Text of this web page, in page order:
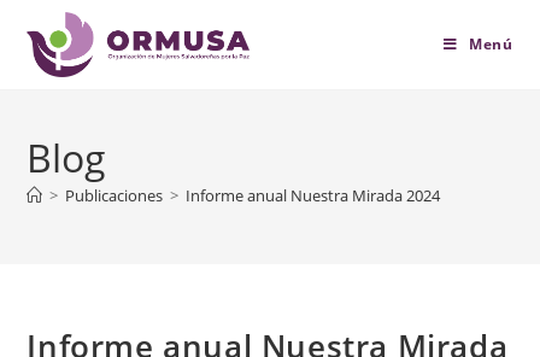
contenido
Menú
Blog
> Publicaciones > Informe anual Nuestra Mirada 2024
Informe anual Nuestra Mirada